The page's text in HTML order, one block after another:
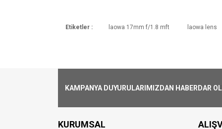
1000₺ Üstü siparişlerin tümü
alınmaktadır.
Aynı Gün Kargo
Saat 15:00'a kadar vermiş olduğunuz
Etiketler : laowa 17mm f/1.8 mft laowa lens
KAMPANYA DUYURULARIMIZDAN HABERDAR
KURUMSAL